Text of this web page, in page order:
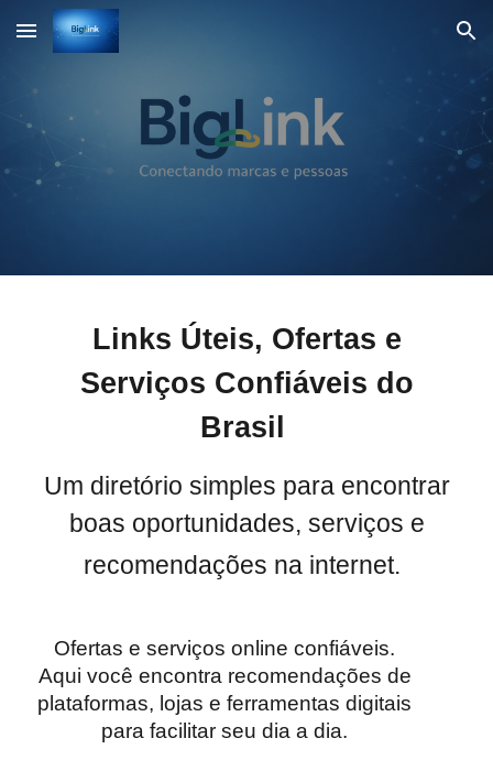
Skip to main content Skip to navigation
Links Úteis, Ofertas e
Serviços Confiáveis do
Brasil
Um diretório simples para encontrar
boas oportunidades, serviços e
recomendações na internet.
Ofertas e serviços online confiáveis.
Aqui você encontra recomendações de
plataformas, lojas e ferramentas digitais
para facilitar seu dia a dia.